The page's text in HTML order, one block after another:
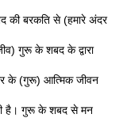
की बरकति से (हमारे अंदर
गुरू के शबद के द्वारा
के (गुरू) आत्मिक जीवन
है। गुरू के शबद से मन